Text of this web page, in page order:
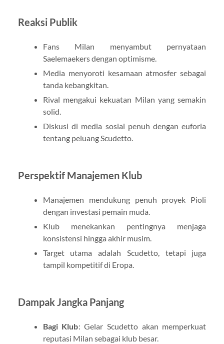
Reaksi Publik
Fans Milan menyambut pernyataan
Saelemaekers dengan optimisme.
Media menyoroti kesamaan atmosfer sebagai
tanda kebangkitan.
Rival mengakui kekuatan Milan yang semakin
solid.
Diskusi di media sosial penuh dengan euforia
tentang peluang Scudetto.
Perspektif Manajemen Klub
Manajemen mendukung penuh proyek Pioli
dengan investasi pemain muda.
Klub menekankan pentingnya menjaga
konsistensi hingga akhir musim.
Target utama adalah Scudetto, tetapi juga
tampil kompetitif di Eropa.
Dampak Jangka Panjang
Bagi Klub: Gelar Scudetto akan memperkuat
reputasi Milan sebagai klub besar.